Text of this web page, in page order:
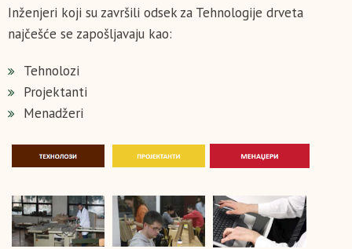
Inženjeri koji su završili odsek za Tehnologije drveta
najčešće se zapošljavaju kao:
Tehnolozi
Projektanti
Menadžeri